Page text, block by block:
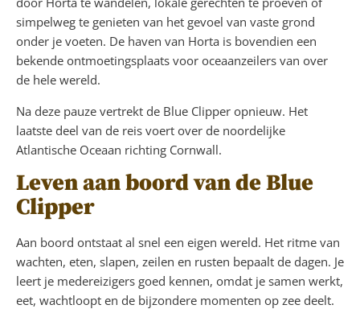
simpelweg te genieten van het gevoel van vaste grond
onder je voeten. De haven van Horta is bovendien een
bekende ontmoetingsplaats voor oceaanzeilers van over
de hele wereld.
Na deze pauze vertrekt de Blue Clipper opnieuw. Het
laatste deel van de reis voert over de noordelijke
Atlantische Oceaan richting Cornwall.
Leven aan boord van de Blue
Clipper
Aan boord ontstaat al snel een eigen wereld. Het ritme van
wachten, eten, slapen, zeilen en rusten bepaalt de dagen. Je
leert je medereizigers goed kennen, omdat je samen werkt,
eet, wachtloopt en de bijzondere momenten op zee deelt.